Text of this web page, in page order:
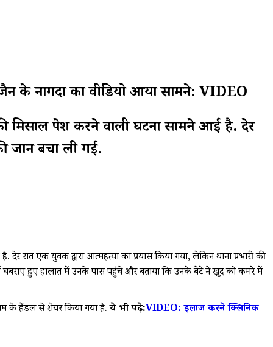
के नागदा का वीडियो आया सामने: VIDEO
पेश करने वाली घटना सामने आई है. देर
जान बचा ली गई.
एक युवक द्वारा आत्महत्या का प्रयास किया गया, लेकिन थाना प्रभारी की
घबराए हुए हालात में उनके पास पहुंचे और बताया कि उनके बेटे ने खुद को कमरे में
के हैंडल से शेयर किया गया है.ये भी पढ़े:VIDEO: इलाज करने क्लिनिक